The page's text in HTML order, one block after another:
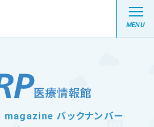
MENU
バックナンバー